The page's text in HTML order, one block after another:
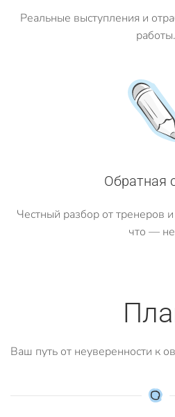
Реальные выступления и
работы.
Обратная
Честный разбор от тренеров
что —
Ваш путь от неуверенности к